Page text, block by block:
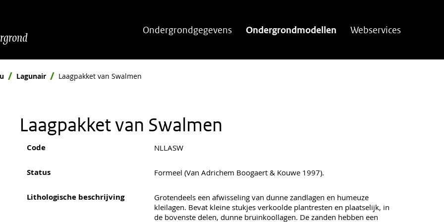
Ondergrondgegevens Ondergrondmodellen Webservices
Lagunair Laagpakket van Swalmen
Laagpakket van Swalmen
Code NLLASW
Status Formeel (Van Adrichem Boogaert & Kouwe 1997).
Lithologische beschrijving
Grotendeels een afwisseling van dunne zandlagen en humeuze
kleilagen. Bevat kleine stukjes verkoolde plantresten en plaatselijk, in
de bovenste delen, dunne bruinkoollagen. De zanden hebben een